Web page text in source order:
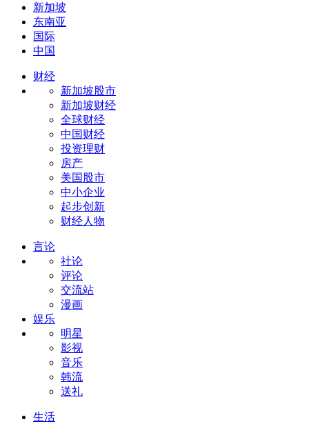
新加坡
东南亚
国际
中国
财经
新加坡股市
新加坡财经
全球财经
中国财经
投资理财
房产
美国股市
中小企业
起步创新
财经人物
言论
社论
评论
交流站
漫画
娱乐
明星
影视
音乐
韩流
送礼
生活